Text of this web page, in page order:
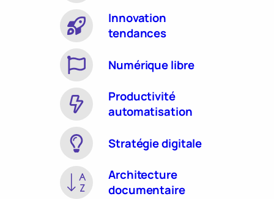
Innovation
tendances
Numérique libre
Productivité
automatisation
Stratégie digitale
Architecture
documentaire